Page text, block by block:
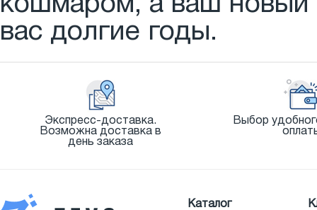
кошмаром, а ваш новый
вас долгие годы.
Экспресс-доставка.
Возможна доставка в
день заказа
Выбор
Каталог